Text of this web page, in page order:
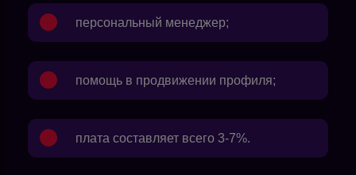
персональный менеджер;
помощь в продвижении профиля;
плата составляет всего 3-7%.